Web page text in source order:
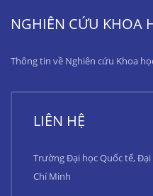
NGHIÊN CỨU KHOA
Thông tin về Nghiên cứu Khoa
LIÊN HỆ
Trường Đại học Quốc tế,
Chí Minh